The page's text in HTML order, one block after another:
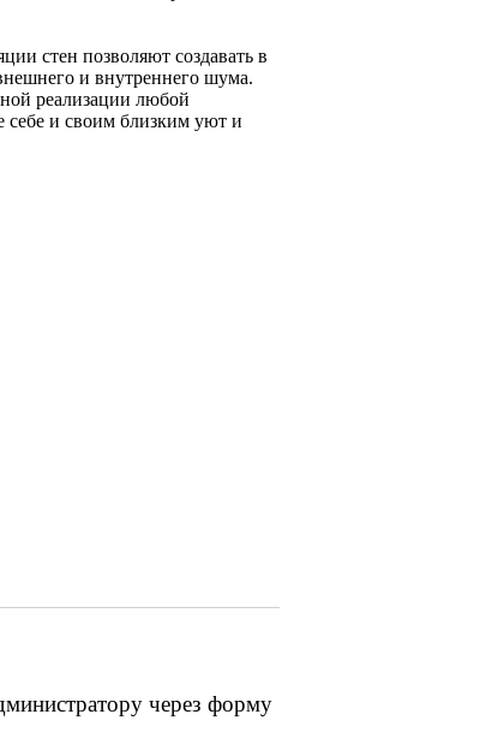
стен позволяют создавать в
и внутреннего шума.
реализации любой
себе и своим близким уют и
через форму